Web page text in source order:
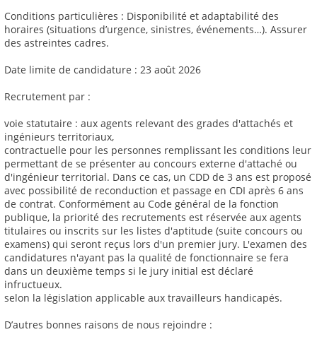
Conditions particulières : Disponibilité et adaptabilité des
horaires (situations d’urgence, sinistres, événements…). Assurer
des astreintes cadres.
Date limite de candidature : 23 août 2026
Recrutement par :
voie statutaire : aux agents relevant des grades d'attachés et
ingénieurs territoriaux,
contractuelle pour les personnes remplissant les conditions leur
permettant de se présenter au concours externe d'attaché ou
d'ingénieur territorial. Dans ce cas, un CDD de 3 ans est proposé
avec possibilité de reconduction et passage en CDI après 6 ans
de contrat. Conformément au Code général de la fonction
publique, la priorité des recrutements est réservée aux agents
titulaires ou inscrits sur les listes d'aptitude (suite concours ou
examens) qui seront reçus lors d'un premier jury. L'examen des
candidatures n'ayant pas la qualité de fonctionnaire se fera
dans un deuxième temps si le jury initial est déclaré
infructueux.
selon la législation applicable aux travailleurs handicapés.
D’autres bonnes raisons de nous rejoindre :